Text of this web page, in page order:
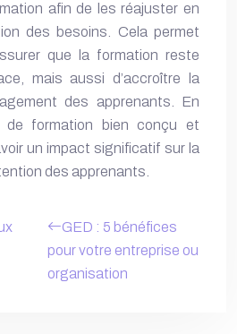
afin de les réajuster en
des besoins. Cela permet
que la formation reste
mais aussi d’accroître la
des apprenants. En
de formation bien conçu et
un impact significatif sur la
des apprenants.
GED : 5 bénéfices
pour votre entreprise ou
organisation